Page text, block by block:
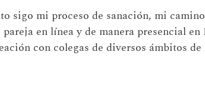
sigo mi proceso de sanación, mi
en línea y de manera presencial en
con colegas de diversos ámbitos de